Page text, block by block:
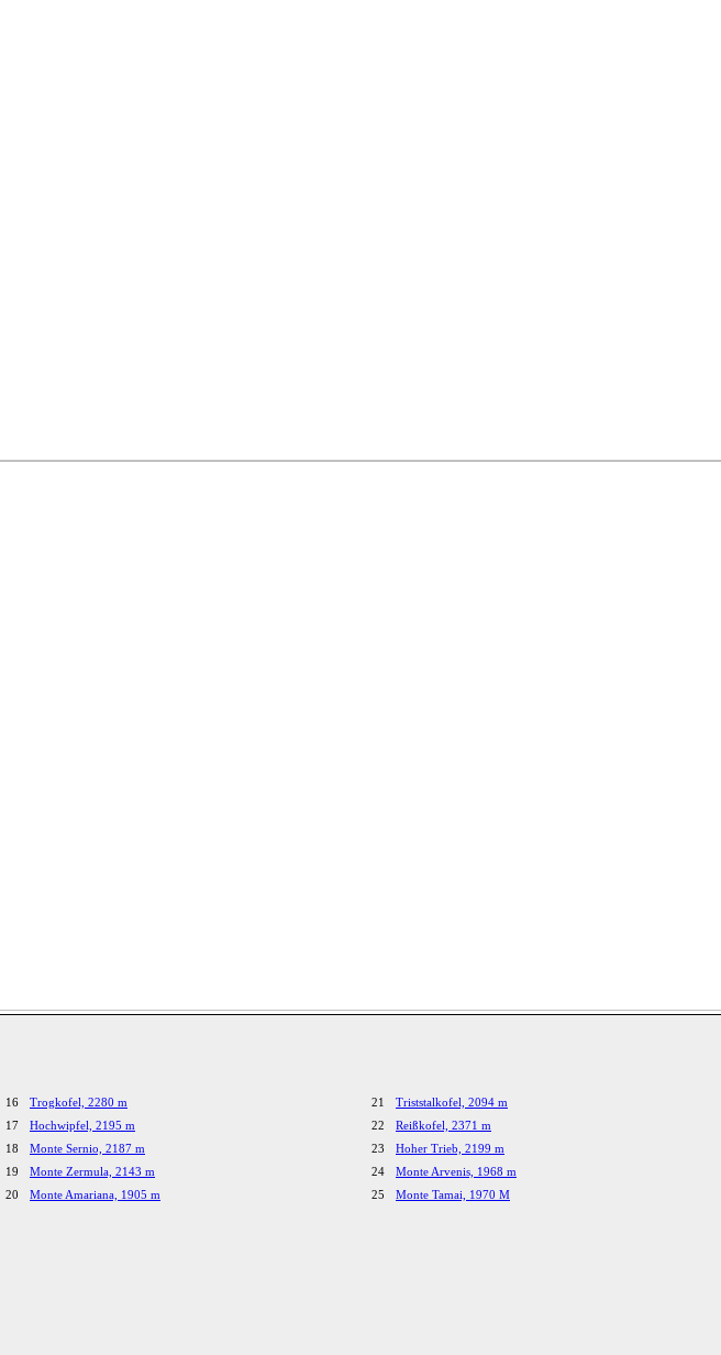
16
Trogkofel, 2280 m
17
Hochwipfel, 2195 m
18
Monte Sernio, 2187 m
19
Monte Zermula, 2143 m
20
Monte Amariana, 1905 m
21
Triststalkofel, 2094 m
22
Reißkofel, 2371 m
23
Hoher Trieb, 2199 m
24
Monte Arvenis, 1968 m
25
Monte Tamai, 1970 M